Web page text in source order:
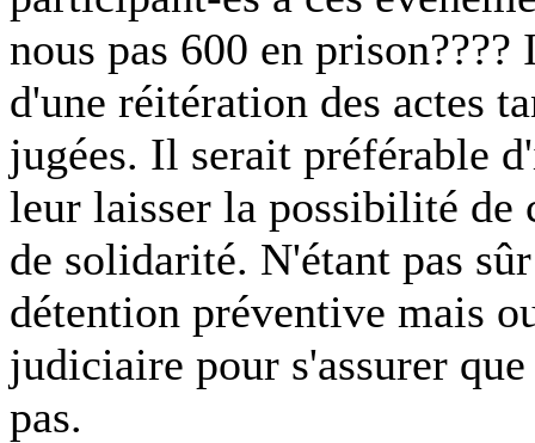
nous pas 600 en
d'une réitération des actes
jugées. Il serait préférable
leur laisser la possibilité
de solidarité. N'étant pas
détention préventive mais
judiciaire pour s'assurer
pas.